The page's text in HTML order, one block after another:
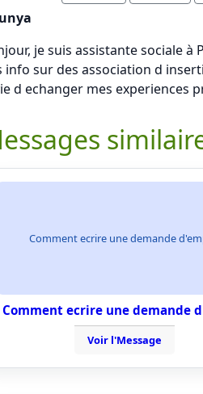
je suis assistante sociale
info sur des association d
d echanger mes experiences
Comment ecrire une demande
Comment ecrire une demande
Voir l'Message